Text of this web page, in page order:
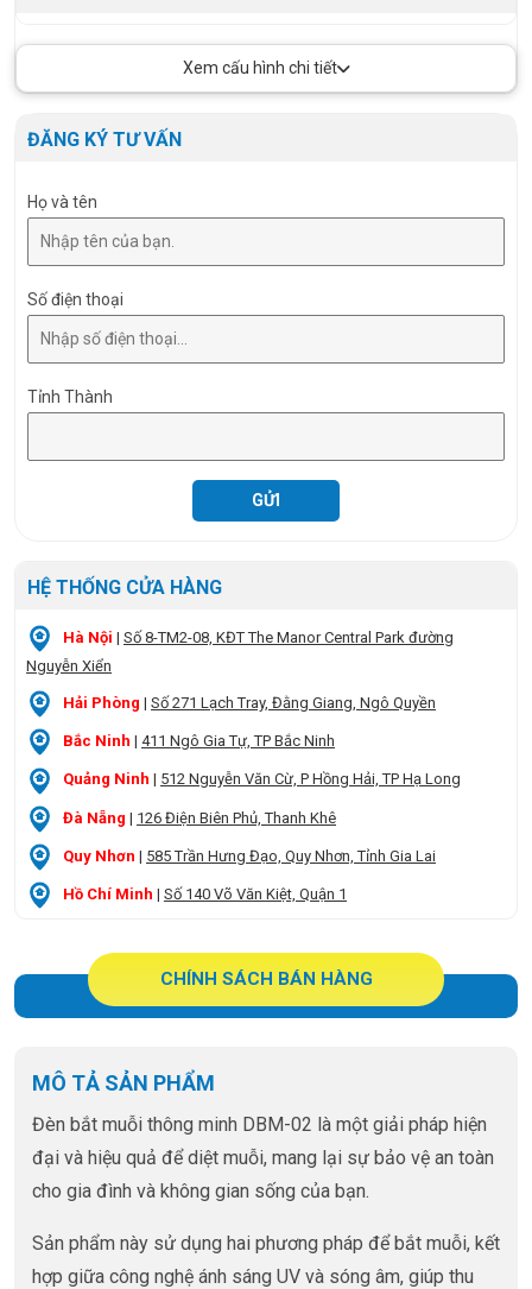
Vật liệu cấu thành sản phẩm
Xem cấu hình chi tiết
ĐĂNG KÝ TƯ VẤN
Họ và tên
Số điện thoại
Tỉnh Thành
HỆ THỐNG CỬA HÀNG
Hà Nội | Số 8-TM2-08, KĐT The Manor Central Park đường
Nguyễn Xiển
Hải Phòng | Số 271 Lạch Tray, Đằng Giang, Ngô Quyền
Bắc Ninh | 411 Ngô Gia Tự, TP Bắc Ninh
Quảng Ninh | 512 Nguyễn Văn Cừ, P Hồng Hải, TP Hạ Long
Đà Nẵng | 126 Điện Biên Phủ, Thanh Khê
Quy Nhơn | 585 Trần Hưng Đạo, Quy Nhơn, Tỉnh Gia Lai
Hồ Chí Minh | Số 140 Võ Văn Kiệt, Quận 1
CHÍNH SÁCH BÁN HÀNG
MÔ TẢ SẢN PHẨM
Đèn bắt muỗi thông minh DBM-02 là một giải pháp hiện
đại và hiệu quả để diệt muỗi, mang lại sự bảo vệ an toàn
cho gia đình và không gian sống của bạn.
Sản phẩm này sử dụng hai phương pháp để bắt muỗi, kết
hợp giữa công nghệ ánh sáng UV và sóng âm, giúp thu